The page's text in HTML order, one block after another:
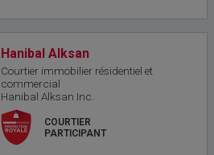
Hanibal Alksan
Courtier immobilier résidentiel et
commercial
Hanibal Alksan Inc.
COURTIER
PARTICIPANT